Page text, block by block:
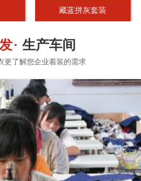
藏蓝拼灰套装
生产车间